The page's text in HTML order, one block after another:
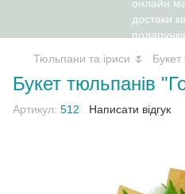
Тюльпани та іриси 🌷 Букет
Букет тюльпанів
Артикул: 512 Написати відгук